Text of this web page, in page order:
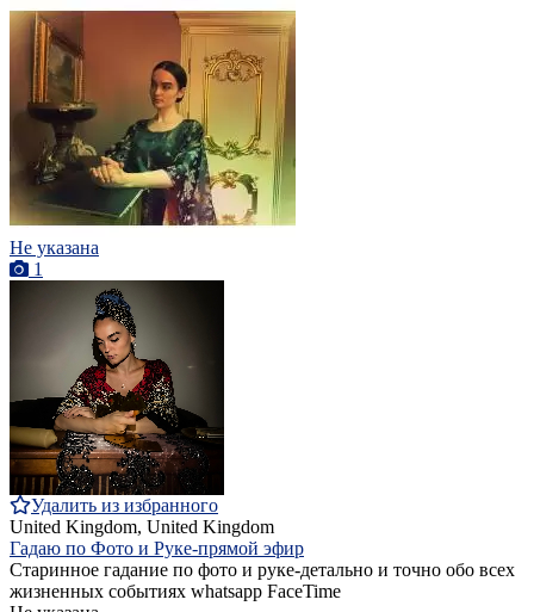
Не указана
1
Удалить из избранного
United Kingdom, United Kingdom
Гадаю по Фото и Руке-прямой эфир
Старинное гадание по фото и руке-детально и точно обо всех
жизненных событиях whatsapp FaceTime